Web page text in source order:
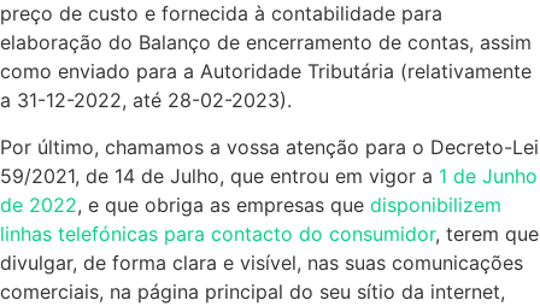
preço de custo e fornecida à contabilidade para
elaboração do Balanço de encerramento de contas, assim
como enviado para a Autoridade Tributária (relativamente
a 31-12-2022, até 28-02-2023).
Por último, chamamos a vossa atenção para o Decreto-Lei
59/2021, de 14 de Julho, que entrou em vigor a 1 de Junho
de 2022, e que obriga as empresas que disponibilizem
linhas telefónicas para contacto do consumidor, terem que
divulgar, de forma clara e visível, nas suas comunicações
comerciais, na página principal do seu sítio da internet,